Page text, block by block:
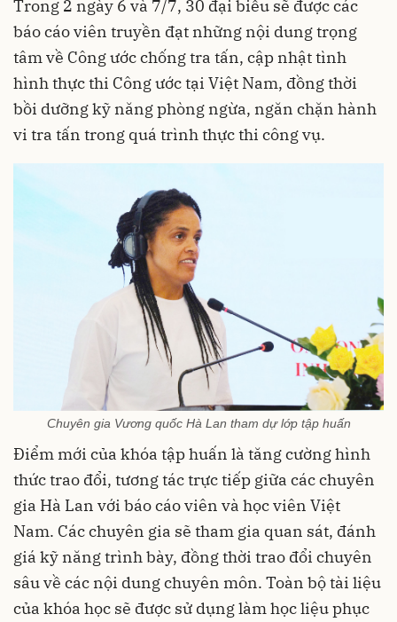
Trong 2 ngày 6 và 7/7, 30 đại biểu sẽ được các
báo cáo viên truyền đạt những nội dung trọng
tâm về Công ước chống tra tấn, cập nhật tình
hình thực thi Công ước tại Việt Nam, đồng thời
bồi dưỡng kỹ năng phòng ngừa, ngăn chặn hành
vi tra tấn trong quá trình thực thi công vụ.
Chuyên gia Vương quốc Hà Lan tham dự lớp tập huấn
Điểm mới của khóa tập huấn là tăng cường hình
thức trao đổi, tương tác trực tiếp giữa các chuyên
gia Hà Lan với báo cáo viên và học viên Việt
Nam. Các chuyên gia sẽ tham gia quan sát, đánh
giá kỹ năng trình bày, đồng thời trao đổi chuyên
sâu về các nội dung chuyên môn. Toàn bộ tài liệu
của khóa học sẽ được sử dụng làm học liệu phục